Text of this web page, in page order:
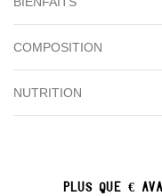
COMPOSITION
NUTRITION
PLUS QUE €